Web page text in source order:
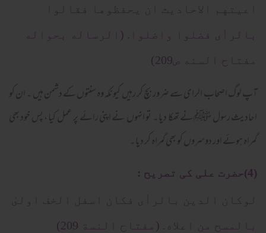
اعيتهم الاحاديث ان يحفظوها فقالوا
بالرأى فضلوا واضلوا. (الرساله بحواله
مفتاح السنه ص209)
آپ لوگ اصحاب الرای سے ضرور بچ کر رہیں کیونکہ وہ سنتوں کے دشمن ہیں ۔ ان کو
احادیث رسول ﷺ نے تھکا دیا ۔ تو انہوں نے اپنی رائے پر عمل کیا ، پس خود بھی
گمراہ ہوئے اور دوسروں کو بھی گمراہ کر دیا ۔
(4)حضرت علی کی تصریح :
لوكان الدين بالرأى فكان اسفل الخف اولىٰ
بالمسح من اعلاه. (مفتاح النسة 209)